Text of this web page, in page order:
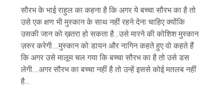
सौरभ के भाई राहुल का कहना है कि अगर ये बच्चा सौरभ का है तो
उसे एक क्षण भी मुस्कान के साथ नहीं रहने देना चाहिए क्योंकि
उसकी जान को ख़तरा हो सकता है…उसे मारने की कोशिश मुस्कान
ज़रुर करेगी….मुस्कान को डायन और नागिन कहते हुए वो कहते हैं
कि अगर उसे मालूम चल गया कि बच्चा सौरभ का है तो उसे डस
लेगी….अगर सौरभ का बच्चा नहीं है तो उन्हें इससे कोई मतलब नहीं
है…